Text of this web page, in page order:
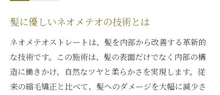
髪に優しいネオメテオの技術とは
ネオメテオストレートは、髪を内部から改善する革新的
な技術です。この施術は、髪の表面だけでなく内部の構
造に働きかけ、自然なツヤと柔らかさを実現します。従
来の縮毛矯正と比べて、髪へのダメージを大幅に減少さ